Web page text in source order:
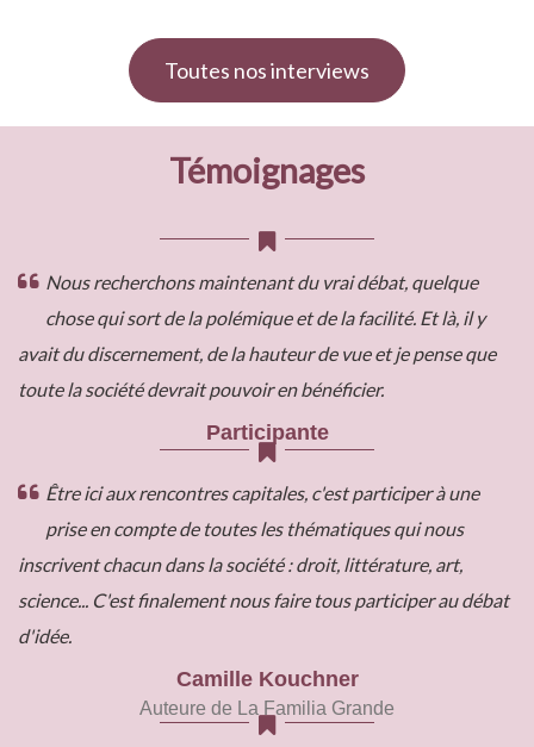
Toutes nos interviews
Témoignages
Nous recherchons maintenant du vrai débat, quelque
chose qui sort de la polémique et de la facilité. Et là, il y
avait du discernement, de la hauteur de vue et je pense que
toute la société devrait pouvoir en bénéficier.
Participante
Être ici aux rencontres capitales, c'est participer à une
prise en compte de toutes les thématiques qui nous
inscrivent chacun dans la société : droit, littérature, art,
science... C'est finalement nous faire tous participer au débat
d'idée.
Camille Kouchner
Auteure de La Familia Grande